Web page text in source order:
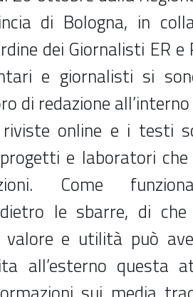
di Bologna, in
dei Giornalisti ER
e giornalisti si
di redazione
riviste online e i testi
e laboratori che
Come
le sbarre, di
e utilità può
all’esterno questa